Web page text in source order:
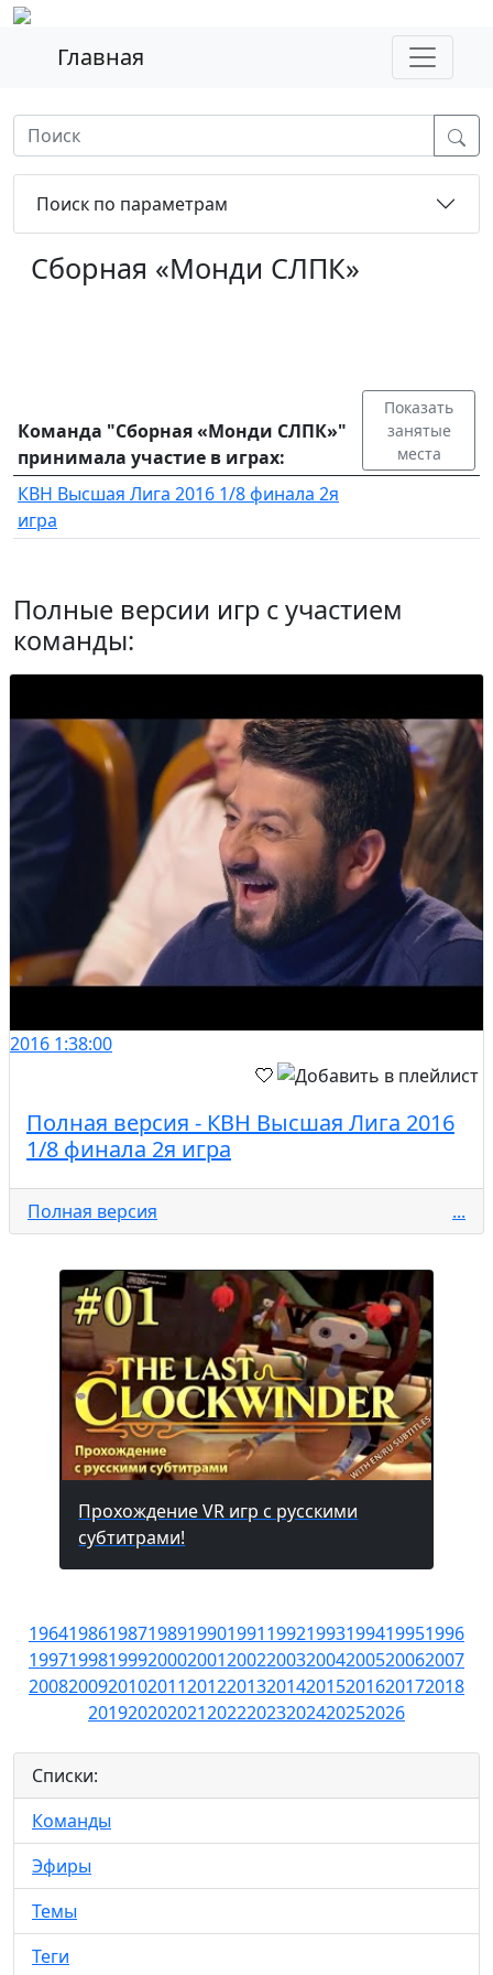
Главная
Поиск по параметрам
Сборная «Монди СЛПК»
Команда "Сборная «Монди СЛПК»"
принимала участие в играх:
Показать
занятые
места
КВН Высшая Лига 2016 1/8 финала 2я
игра
Полные версии игр с участием
команды:
2016 1:38:00
Полная версия - КВН Высшая Лига 2016
1/8 финала 2я игра
Полная версия ...
Прохождение VR игр с русскими
субтитрами!
19641986198719891990199119921993199419951996
19971998199920002001200220032004200520062007
20082009201020112012201320142015201620172018
20192020202120222023202420252026
Списки:
Команды
Эфиры
Темы
Теги